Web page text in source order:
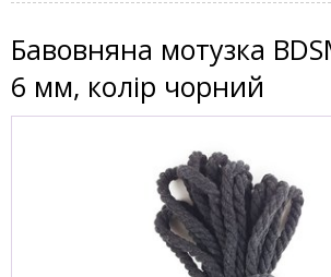
Бавовняна мотузка
6 мм, колір чорний